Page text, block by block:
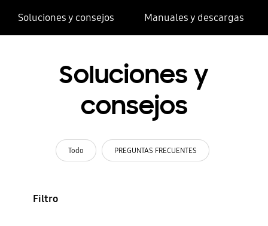
Soluciones y consejos Manuales y descargas
Soluciones y
consejos
Todo PREGUNTAS FRECUENTES
Filtro